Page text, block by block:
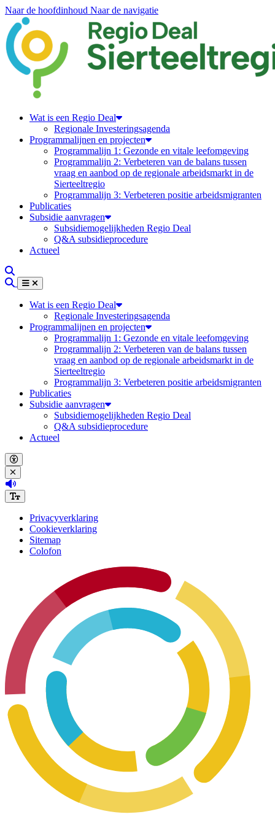
Naar de hoofdinhoud Naar de navigatie
Wat is een Regio Deal
Regionale Investeringsagenda
Programmalijnen en projecten
Programmalijn 1: Gezonde en vitale leefomgeving
Programmalijn 2: Verbeteren van de balans tussen
vraag en aanbod op de regionale arbeidsmarkt in de
Sierteeltregio
Programmalijn 3: Verbeteren positie arbeidsmigranten
Publicaties
Subsidie aanvragen
Subsidiemogelijkheden Regio Deal
Q&A subsidieprocedure
Actueel
Zoeken
Menu
Sluiten
Wat is een Regio Deal
Regionale Investeringsagenda
Programmalijnen en projecten
Programmalijn 1: Gezonde en vitale leefomgeving
Programmalijn 2: Verbeteren van de balans tussen
vraag en aanbod op de regionale arbeidsmarkt in de
Sierteeltregio
Programmalijn 3: Verbeteren positie arbeidsmigranten
Publicaties
Subsidie aanvragen
Subsidiemogelijkheden Regio Deal
Q&A subsidieprocedure
Actueel
Open accessibility menu
Close accessibility menu
(Deze link opent in een nieuw tabblad)
Increase font size
Privacyverklaring
Cookieverklaring
Sitemap
Colofon